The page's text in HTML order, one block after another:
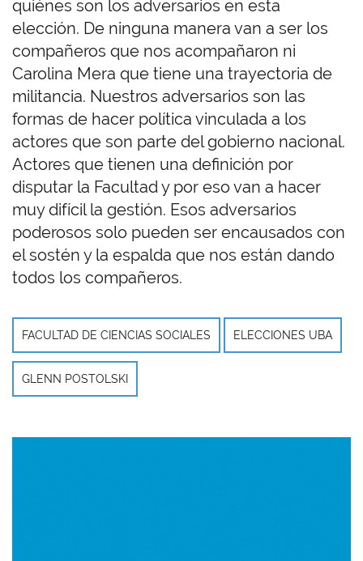
quiénes son los adversarios en esta
elección. De ninguna manera van a ser los
compañeros que nos acompañaron ni
Carolina Mera que tiene una trayectoria de
militancia. Nuestros adversarios son las
formas de hacer política vinculada a los
actores que son parte del gobierno nacional.
Actores que tienen una definición por
disputar la Facultad y por eso van a hacer
muy difícil la gestión. Esos adversarios
poderosos solo pueden ser encausados con
el sostén y la espalda que nos están dando
todos los compañeros.
FACULTAD DE CIENCIAS SOCIALES ELECCIONES UBA
GLENN POSTOLSKI